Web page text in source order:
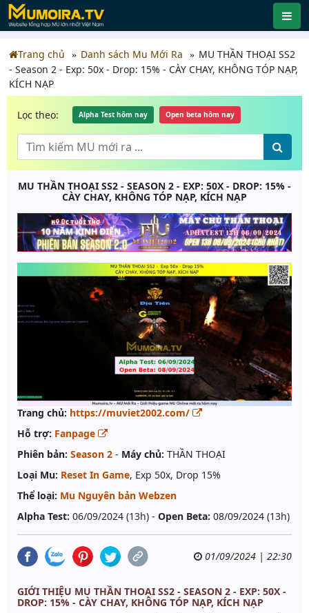
Trang chủ Danh sách Mu Mới Ra
MU THẦN THOẠI SS2
- Season 2 - Exp: 50x - Drop: 15% - CÀY CHAY, KHÔNG TÓP NẠP,
KÍCH NẠP
Lọc theo: Alpha Test hôm nay Open beta hôm nay
MU THẦN THOẠI SS2 - SEASON 2 - EXP: 50X - DROP: 15% -
CÀY CHAY, KHÔNG TÓP NẠP, KÍCH NẠP
Trang chủ: https://muviet2002.com/
Hỗ trợ: Fanpage
Phiên bản: Season 2 - Máy chủ: THẦN THOẠI
Loại Mu: Reset In Game, Exp 50x, Drop 15%
Thể loại: Mu Nguyên bản Webzen
Alpha Test: 06/09/2024 (13h) - Open Beta: 08/09/2024 (13h)
01/09/2024 | 22:30
GIỚI THIỆU MU THẦN THOẠI SS2 - SEASON 2 - EXP: 50X -
DROP: 15% - CÀY CHAY, KHÔNG TÓP NẠP, KÍCH NẠP